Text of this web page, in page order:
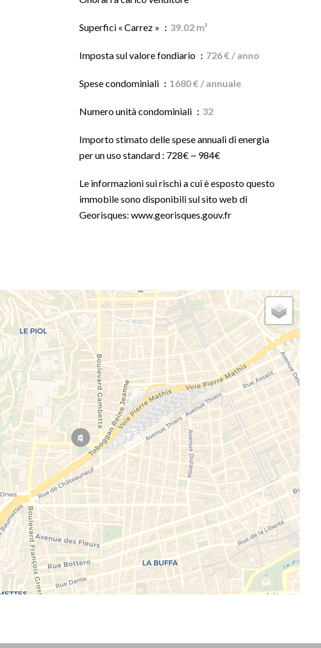
Superfici « Carrez » 39.02 m²
Imposta sul valore fondiario 726 € / anno
Spese condominiali 1680 € / annuale
Numero unità condominiali 32
Importo stimato delle spese annuali di energia
per un uso standard : 728€ ~ 984€
Le informazioni sui rischi a cui è esposto questo
immobile sono disponibili sul sito web di
Georisques: www.georisques.gouv.fr